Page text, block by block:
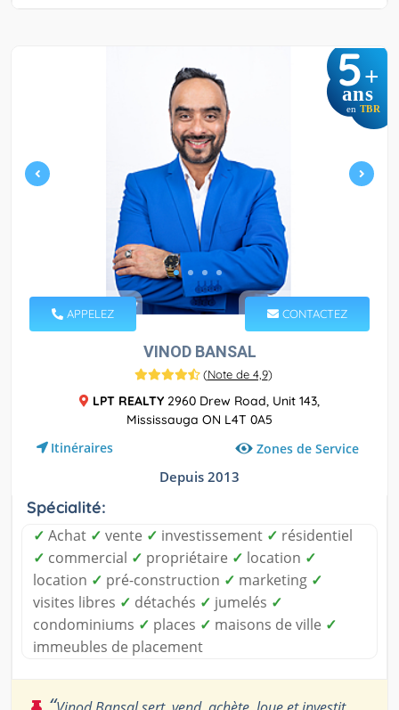
5+
ans
en TBR
APPELEZ CONTACTEZ
VINOD BANSAL
(Note de 4,9)
LPT REALTY 2960 Drew Road, Unit 143,
Mississauga ON L4T 0A5
Itinéraires Zones de Service
Depuis 2013
Spécialité:
✓ Achat ✓ vente ✓ investissement ✓ résidentiel
✓ commercial ✓ propriétaire ✓ location ✓
location ✓ pré-construction ✓ marketing ✓
visites libres ✓ détachés ✓ jumelés ✓
condominiums ✓ places ✓ maisons de ville ✓
immeubles de placement